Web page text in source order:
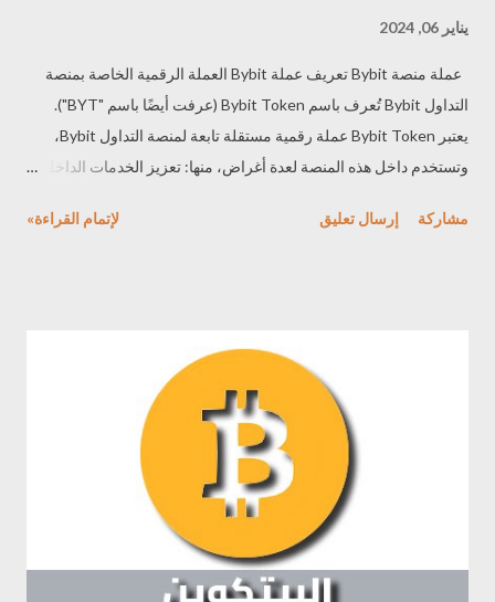
يناير 06, 2024
عملة منصة Bybit تعريف عملة Bybit العملة الرقمية الخاصة بمنصة
التداول Bybit تُعرف باسم Bybit Token (عرفت أيضًا باسم "BYT").
يعتبر Bybit Token عملة رقمية مستقلة تابعة لمنصة التداول Bybit،
وتستخدم داخل هذه المنصة لعدة أغراض، منها: تعزيز الخدمات الداخلية:
التداول Bybit. يمكن استخدامه للحصول على مميزات إضافية أو تعزيز
التي تُقدمها Bybit لمستخدميها. يمكن لحاملي العملة الحصول على
مكافآت خاصة أو الاستفادة من العروض الحصرية المُقدمة عبر المنصة.
التداول داخل منصة Bybit، سواء كعملة للتداول أو لتحويل الأصول داخل
مستقلة مرتبطة بمنصة التداول Bybit ويمكن استخدامها داخل البيئة
الخاصة بالمنصة، وقد تكون موضوعة لمتطلبات وشروط خاصة تُحدد من
قبل...
مشاركة إرسال تعليق لإتمام القراءة»